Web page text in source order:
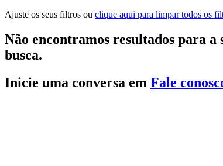
Ajuste os seus filtros ou clique aqui para limpar todos os
Não encontramos resultados para
busca.
Inicie uma conversa em Fale